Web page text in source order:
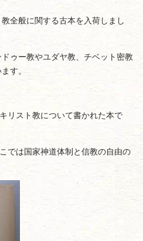
全般に関する古本を入荷しまし
ゥー教やユダヤ教、チベット密教
す。
リスト教について書かれた本で
では国家神道体制と信教の自由の